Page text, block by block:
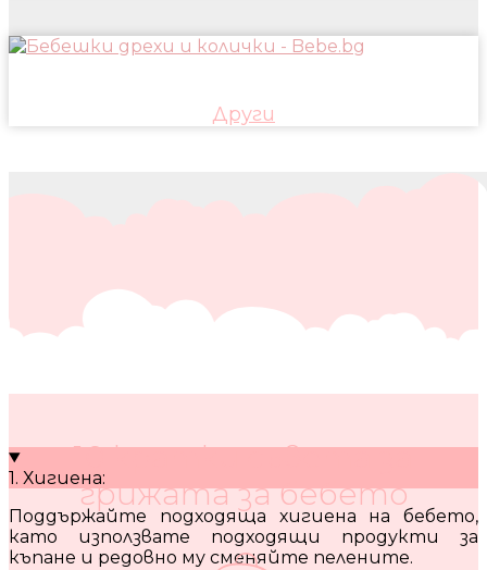
Други
10 кратки съвета за
грижата за бебето
1. Хигиена:
Поддържайте подходяща хигиена на бебето,
като използвате подходящи продукти за
къпане и редовно му сменяйте пелените.